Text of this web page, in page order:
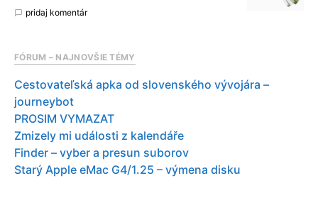
pridaj komentár
FÓRUM – NAJNOVŠIE TÉMY
Cestovateľská apka od slovenského vývojára –
journeybot
PROSIM VYMAZAT
Zmizely mi události z kalendáře
Finder – vyber a presun suborov
Starý Apple eMac G4/1.25 – výmena disku